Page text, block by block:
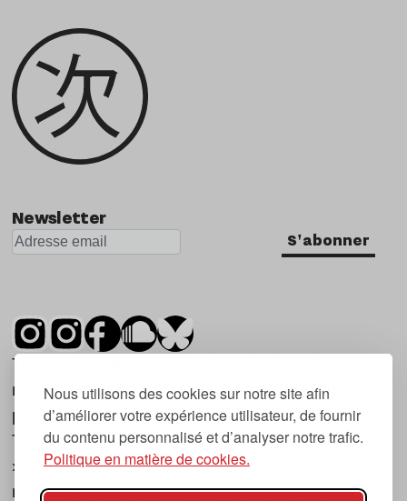
Nous utilisons des cookies sur notre site afin
d’améliorer votre expérience utilisateur, de fournir
du contenu personnalisé et d’analyser notre trafic.
Politique en matière de cookies.
Newsletter
S'abonner
Tsugi est un mensuel indépendant sur la
musique et les nouvelles tendances, dont la
première parution date de 2007.
Tsugi en japonais signifie « prochain », « suivant
», ce qui correspond à la thématique du
magazine, à l’affût des nouvelles tendances